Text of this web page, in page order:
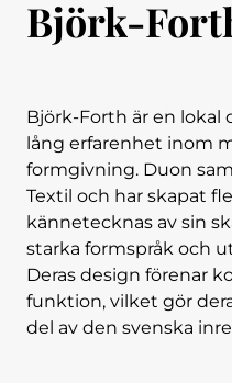
Björk-
Björk-Forth är en lokal
lång erfarenhet inom
formgivning. Duon
Textil och har skapat
kännetecknas av sin
starka formspråk och
Deras design förenar
funktion, vilket gör
del av den svenska